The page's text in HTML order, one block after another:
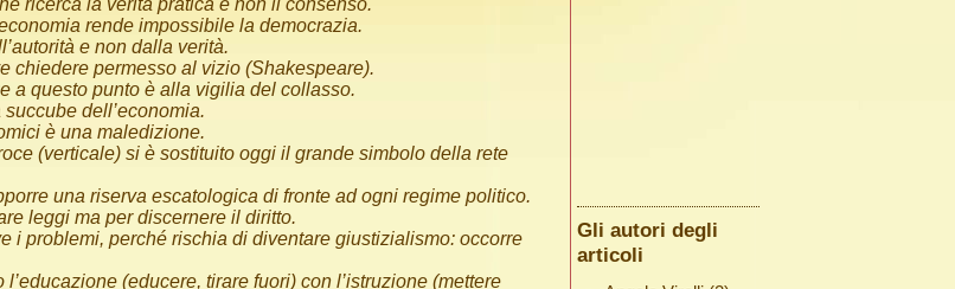
ricerca la verità pratica e non il consenso.
rende impossibile la democrazia.
e non dalla verità.
chiedere permesso al vizio (Shakespeare).
a questo punto è alla vigilia del collasso.
dell’economia.
è una maledizione.
(verticale) si è sostituito oggi il grande simbolo della rete
una riserva escatologica di fronte ad ogni regime politico.
leggi ma per discernere il diritto.
i problemi, perché rischia di diventare giustizialismo: occorre
(educere, tirare fuori) con l’istruzione (mettere
Gli autori degli
articoli